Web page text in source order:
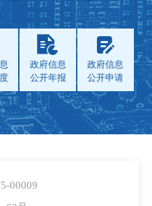
政府信息
公开年报
政府信息
公开申请
00009